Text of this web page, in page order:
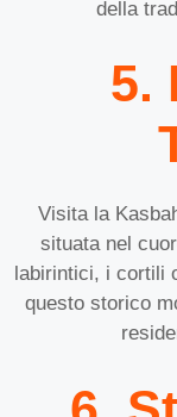
della
5.
Visita la
situata nel
labirintici, i cortili
questo storico